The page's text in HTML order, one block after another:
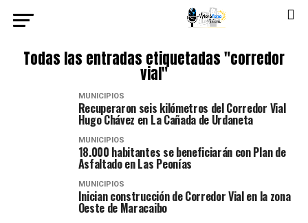
Todas las entradas etiquetadas "corredor
vial"
MUNICIPIOS
Recuperaron seis kilómetros del Corredor Vial
Hugo Chávez en La Cañada de Urdaneta
MUNICIPIOS
18.000 habitantes se beneficiarán con Plan de
Asfaltado en Las Peonías
MUNICIPIOS
Inician construcción de Corredor Vial en la zona
Oeste de Maracaibo